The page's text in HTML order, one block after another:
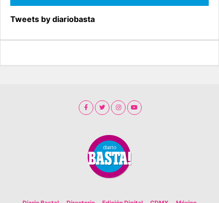
Tweets by diariobasta